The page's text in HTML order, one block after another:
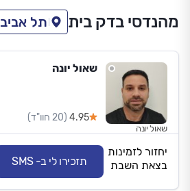
מהנדסי בדק בית תל אביב
שאול יונה
4.95 (20 חוו"ד)
שאול יונה
יחזור לזמינות
בצאת השבת
תזכירו לי ב- SMS